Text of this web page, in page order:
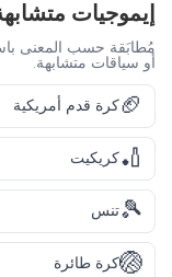
إيموجيات متشابهة
مُطابَقة حسب المعنى
أو سياقات متشابهة.
🏈كرة قدم أمريكية
🏏كريكيت
🎾تنس
🏐كرة طائرة